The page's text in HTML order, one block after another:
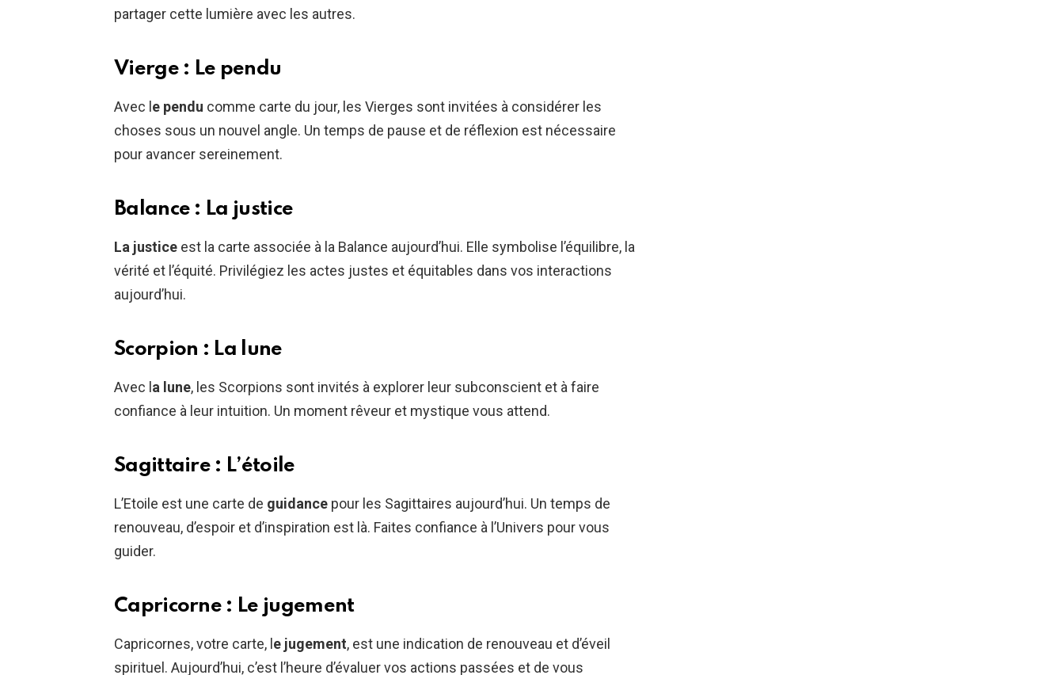
partager cette lumière avec les autres.
Vierge : Le pendu
Avec l e pendu comme carte du jour, les Vierges sont invitées à considérer les
choses sous un nouvel angle. Un temps de pause et de réflexion est nécessaire
pour avancer sereinement.
Balance : La justice
La justice est la carte associée à la Balance aujourd’hui. Elle symbolise l’équilibre, la
vérité et l’équité. Privilégiez les actes justes et équitables dans vos interactions
aujourd’hui.
Scorpion : La lune
Avec l a lune, les Scorpions sont invités à explorer leur subconscient et à faire
confiance à leur intuition. Un moment rêveur et mystique vous attend.
Sagittaire : L’étoile
L’Etoile est une carte de guidance pour les Sagittaires aujourd’hui. Un temps de
renouveau, d’espoir et d’inspiration est là. Faites confiance à l’Univers pour vous
guider.
Capricorne : Le jugement
Capricornes, votre carte, l e jugement, est une indication de renouveau et d’éveil
spirituel. Aujourd’hui, c’est l’heure d’évaluer vos actions passées et de vous